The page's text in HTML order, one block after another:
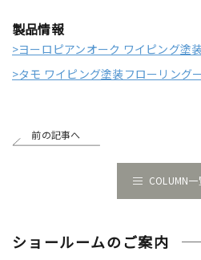
製品情報
>ヨーロピアンオーク ワイピング塗
>タモ ワイピング塗装フローリング
前の記事へ
COLUMN
ショールームのご案内